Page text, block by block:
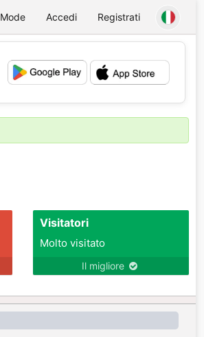
Mode Accedi Registrati
💕
Visitatori
Molto visitato
Il migliore